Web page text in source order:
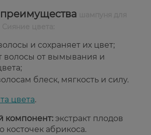
и сохраняет их цвет;
волосы от вымывания и
блеск, мягкость и силу.
цвета.
компонент: экстракт плодов
косточек абрикоса.